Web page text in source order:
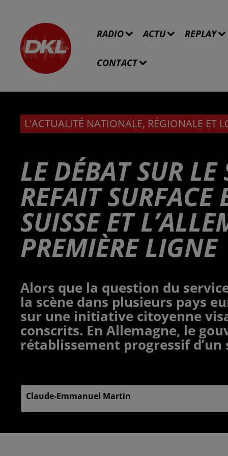
RADIO ACTU REPLAY
CONTACT
L'ACTUALITÉ NATIONALE, RÉGIONALE ET
LE DÉBAT SUR
REFAIT SURFACE
SUISSE ET
PREMIÈRE LIGNE
Alors que la question du
la scène dans plusieurs pays
sur une initiative citoyenne
conscrits. En Allemagne, le
rétablissement progressif
Claude-Emmanuel Martin